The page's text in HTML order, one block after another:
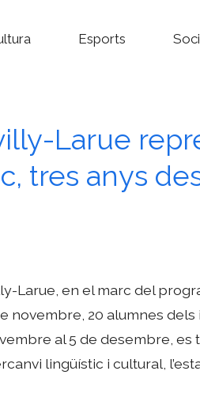
Esports
Larue
tres anys
Larue, en el marc del
novembre, 20 alumnes dels
al 5 de desembre, es
lingüístic i cultural,